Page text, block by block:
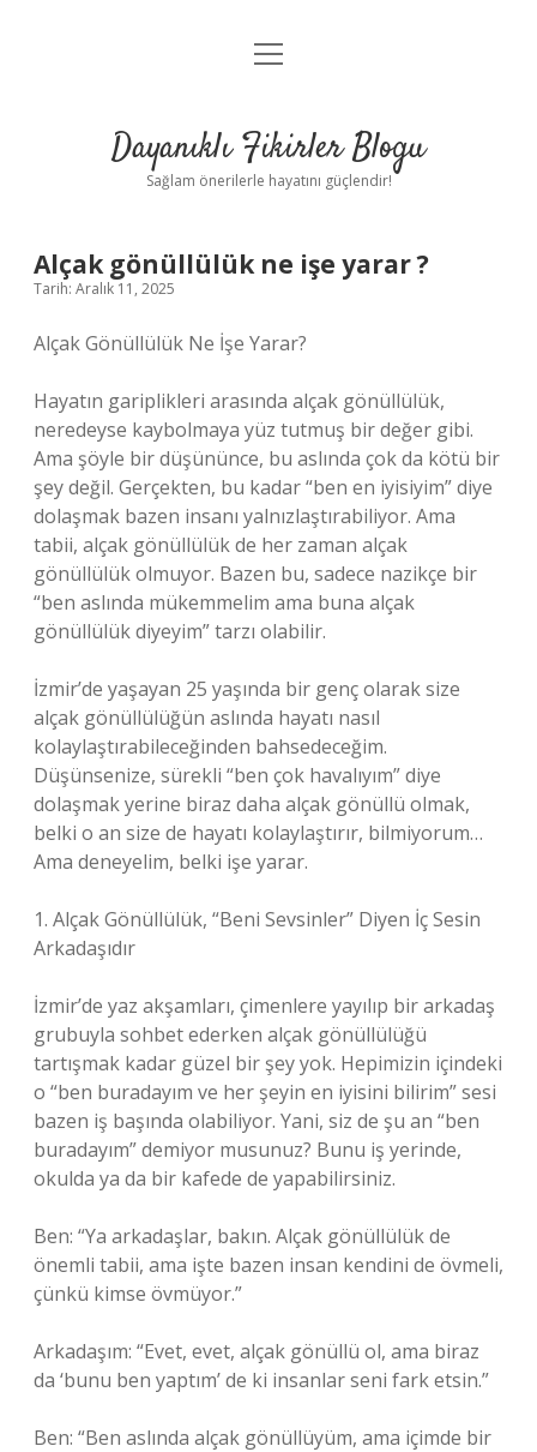
Anasayfa
Yasal Uyarı
menüyü
Dayanıklı Fikirler Blogu
Sağlam önerilerle hayatını güçlendir!
Alçak gönüllülük ne işe yarar ?
Tarih: Aralık 11, 2025
Alçak Gönüllülük Ne İşe Yarar?
Hayatın gariplikleri arasında alçak gönüllülük,
neredeyse kaybolmaya yüz tutmuş bir değer gibi.
Ama şöyle bir düşününce, bu aslında çok da kötü bir
şey değil. Gerçekten, bu kadar “ben en iyisiyim” diye
dolaşmak bazen insanı yalnızlaştırabiliyor. Ama
tabii, alçak gönüllülük de her zaman alçak
gönüllülük olmuyor. Bazen bu, sadece nazikçe bir
“ben aslında mükemmelim ama buna alçak
gönüllülük diyeyim” tarzı olabilir.
İzmir’de yaşayan 25 yaşında bir genç olarak size
alçak gönüllülüğün aslında hayatı nasıl
kolaylaştırabileceğinden bahsedeceğim.
Düşünsenize, sürekli “ben çok havalıyım” diye
dolaşmak yerine biraz daha alçak gönüllü olmak,
belki o an size de hayatı kolaylaştırır, bilmiyorum…
Ama deneyelim, belki işe yarar.
1. Alçak Gönüllülük, “Beni Sevsinler” Diyen İç Sesin
Arkadaşıdır
İzmir’de yaz akşamları, çimenlere yayılıp bir arkadaş
grubuyla sohbet ederken alçak gönüllülüğü
tartışmak kadar güzel bir şey yok. Hepimizin içindeki
o “ben buradayım ve her şeyin en iyisini bilirim” sesi
bazen iş başında olabiliyor. Yani, siz de şu an “ben
buradayım” demiyor musunuz? Bunu iş yerinde,
okulda ya da bir kafede de yapabilirsiniz.
Ben: “Ya arkadaşlar, bakın. Alçak gönüllülük de
önemli tabii, ama işte bazen insan kendini de övmeli,
çünkü kimse övmüyor.”
Arkadaşım: “Evet, evet, alçak gönüllü ol, ama biraz
da ‘bunu ben yaptım’ de ki insanlar seni fark etsin.”
Ben: “Ben aslında alçak gönüllüyüm, ama içimde bir